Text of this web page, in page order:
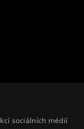
sociálních médií